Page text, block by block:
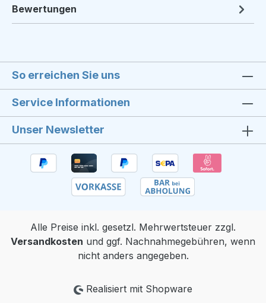
Bewertungen
So erreichen Sie uns
Service Informationen
Unser Newsletter
Alle Preise inkl. gesetzl. Mehrwertsteuer zzgl.
Versandkosten und ggf. Nachnahmegebühren, wenn
nicht anders angegeben.
Realisiert mit Shopware